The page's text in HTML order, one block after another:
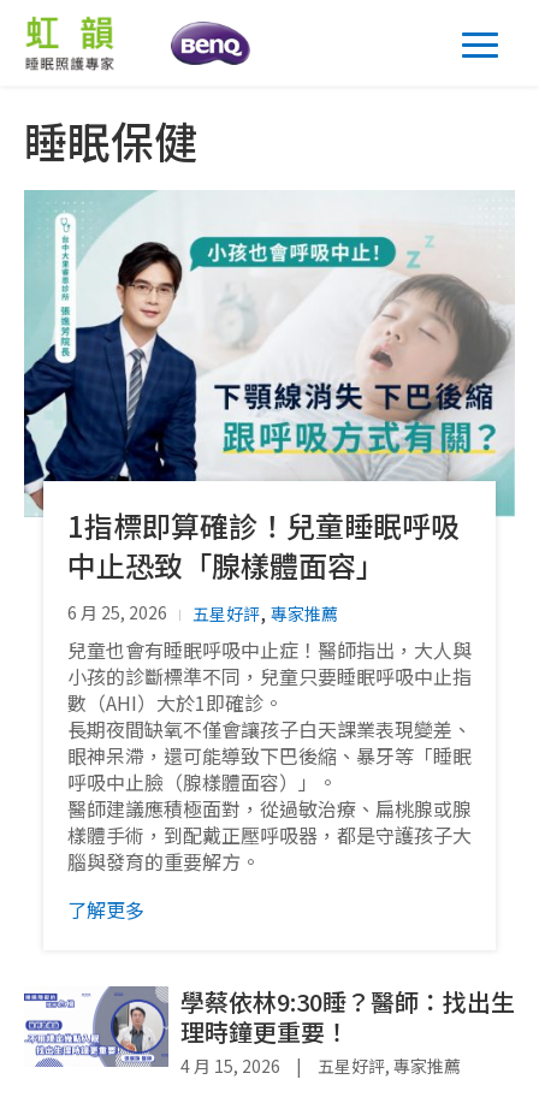
睡眠保健
五星好評, 專家推薦
1指標即算確診！兒童睡眠呼吸
中止恐致「腺樣體面容」
兒童也會有睡眠呼吸中止症！醫師指出，大人與
小孩的診斷標準不同，兒童只要睡眠呼吸中止指
數（AHI）大於1即確診。
長期夜間缺氧不僅會讓孩子白天課業表現變差、
眼神呆滯，還可能導致下巴後縮、暴牙等「睡眠
呼吸中止臉（腺樣體面容）」。
醫師建議應積極面對，從過敏治療、扁桃腺或腺
樣體手術，到配戴正壓呼吸器，都是守護孩子大
腦與發育的重要解方。
了解更多
6 月 25, 2026
學蔡依林9:30睡？醫師：找出生
理時鐘更重要！
4 月 15, 2026 | 五星好評, 專家推薦